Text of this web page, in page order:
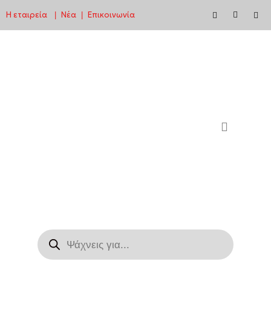
Μεταπηδήστε
Η εταιρεία Νέα Επικοινωνία